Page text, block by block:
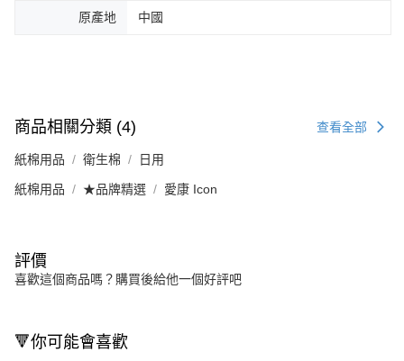
原產地 中國
商品相關分類 (4) 查看全部
紙棉用品 衛生棉 日用
紙棉用品 ★品牌精選 愛康 Icon
評價
喜歡這個商品嗎？購買後給他一個好評吧
🔻你可能會喜歡